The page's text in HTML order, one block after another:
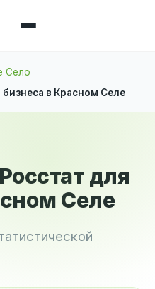
Село
в Красном Селе
для
Селе